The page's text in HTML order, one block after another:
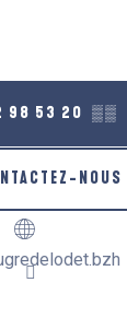
98 53 20 ▒▒
NOUS